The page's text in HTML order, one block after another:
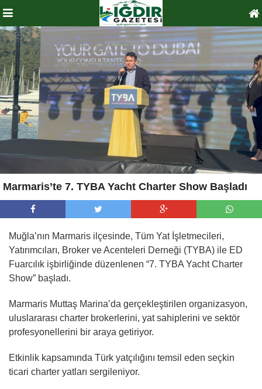
Marmaris’te 7. TYBA Yacht Charter Show Başladı
Muğla’nın Marmaris ilçesinde, Tüm Yat İşletmecileri,
Yatırımcıları, Broker ve Acenteleri Derneği (TYBA) ile ED
Fuarcılık işbirliğinde düzenlenen “7. TYBA Yacht Charter
Show” başladı.
Marmaris Muttaş Marina’da gerçekleştirilen organizasyon,
uluslararası charter brokerlerini, yat sahiplerini ve sektör
profesyonellerini bir araya getiriyor.
Etkinlik kapsamında Türk yatçılığını temsil eden seçkin
ticari charter yatları sergileniyor.